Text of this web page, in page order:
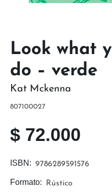
Formato: Rústico
ISBN: 9786289591576
$ 72.000
807100027
Kat Mckenna
Look what
do – verde